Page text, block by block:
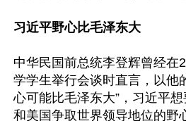
习近平野心比毛泽东大
中华民国前总统李登辉曾经在
学学生举行会谈时直言，以他
心可能比毛泽东大”，习近平
和美国争取世界领导地位的野